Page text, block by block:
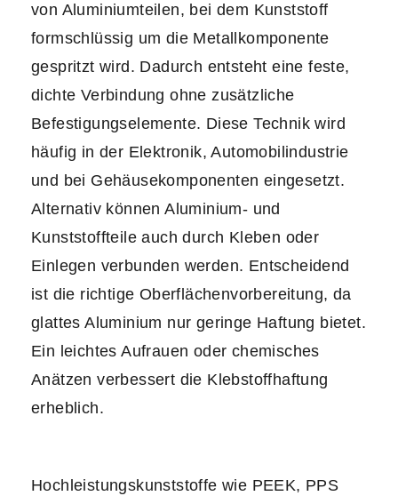
von Aluminiumteilen, bei dem Kunststoff
formschlüssig um die Metallkomponente
gespritzt wird. Dadurch entsteht eine feste,
dichte Verbindung ohne zusätzliche
Befestigungselemente. Diese Technik wird
häufig in der Elektronik, Automobilindustrie
und bei Gehäusekomponenten eingesetzt.
Alternativ können Aluminium- und
Kunststoffteile auch durch Kleben oder
Einlegen verbunden werden. Entscheidend
ist die richtige Oberflächenvorbereitung, da
glattes Aluminium nur geringe Haftung bietet.
Ein leichtes Aufrauen oder chemisches
Anätzen verbessert die Klebstoffhaftung
erheblich.
Hochleistungskunststoffe wie PEEK, PPS